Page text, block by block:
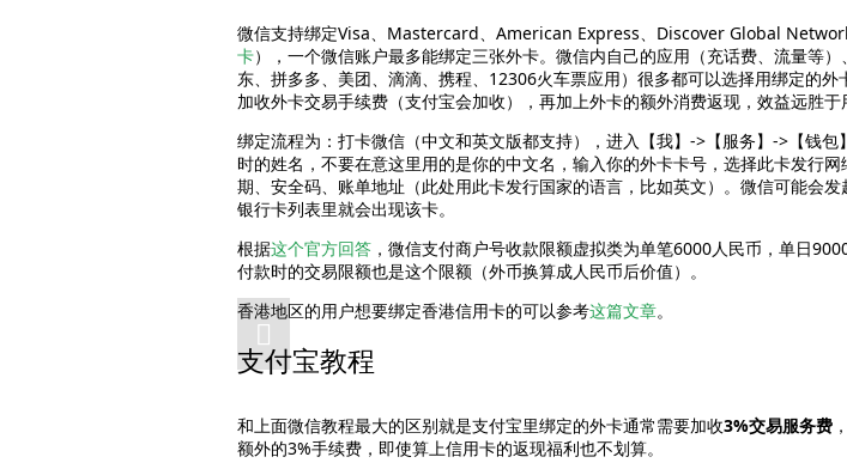
微信支持绑定Visa、Mastercard、American Express、Discover Global
卡），一个微信账户最多能绑定三张外卡。微信内自己的应用（充话费、流量等
东、拼多多、美团、滴滴、携程、12306火车票应用）很多都可以选择用绑定的
加收外卡交易手续费（支付宝会加收），再加上外卡的额外消费返现，效益远胜于
绑定流程为：打卡微信（中文和英文版都支持），进入【我】->【服务】->【钱
时的姓名，不要在意这里用的是你的中文名，输入你的外卡卡号，选择此卡发行
期、安全码、账单地址（此处用此卡发行国家的语言，比如英文）。微信可能会
银行卡列表里就会出现该卡。
根据这个官方回答 ，微信支付商户号收款限额虚拟类为单笔6000人民币，单日
付款时的交易限额也是这个限额（外币换算成人民币后价值）。
香港地区的用户想要绑定香港信用卡的可以参考这篇文章。
支付宝教程
和上面微信教程最大的区别就是支付宝里绑定的外卡通常需要加收3%交易服务费
额外的3%手续费，即使算上信用卡的返现福利也不划算。